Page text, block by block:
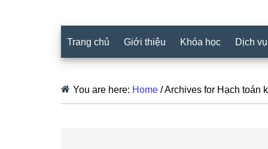
Trang chủ Giới thiệu Khóa học Dịch
You are here: Home /Archives for Hạch toán